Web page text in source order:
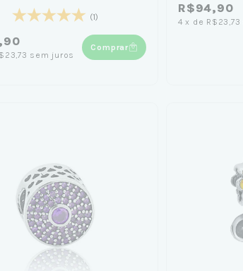
(1)
sem juros
Comprar
R$94,90
4 x de R$23,73